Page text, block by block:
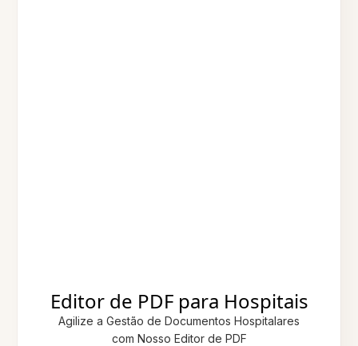
Editor de PDF para Hospitais
Agilize a Gestão de Documentos Hospitalares
com Nosso Editor de PDF